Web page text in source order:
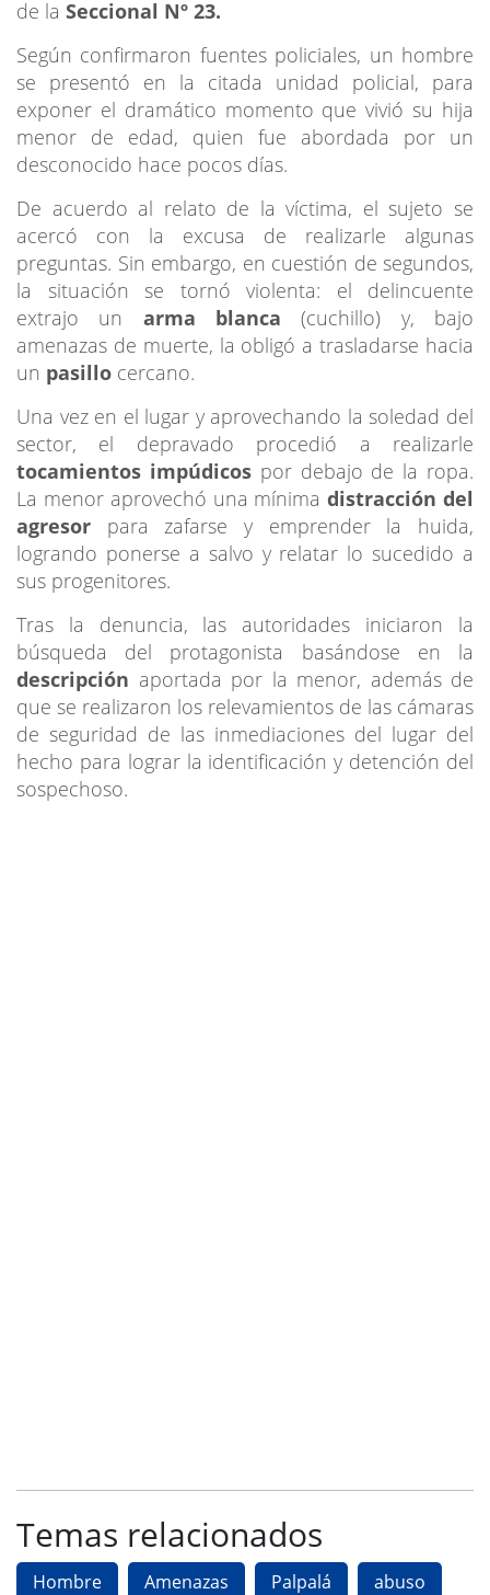
de la Seccional Nº 23.
Según confirmaron fuentes policiales, un hombre
se presentó en la citada unidad policial, para
exponer el dramático momento que vivió su hija
menor de edad, quien fue abordada por un
desconocido hace pocos días.
De acuerdo al relato de la víctima, el sujeto se
acercó con la excusa de realizarle algunas
preguntas. Sin embargo, en cuestión de segundos,
la situación se tornó violenta: el delincuente
extrajo un arma blanca (cuchillo) y, bajo
amenazas de muerte, la obligó a trasladarse hacia
un pasillo cercano.
Una vez en el lugar y aprovechando la soledad del
sector, el depravado procedió a realizarle
tocamientos impúdicospor debajo de la ropa.
La menor aprovechó una mínimadistracción del
agresor para zafarse y emprender la huida,
logrando ponerse a salvo y relatar lo sucedido a
sus progenitores.
Tras la denuncia, las autoridades iniciaron la
búsqueda del protagonista basándose en la
descripción aportada por la menor, además de
que se realizaron los relevamientos de las cámaras
de seguridad de las inmediaciones del lugar del
hecho para lograr la identificación y detención del
sospechoso.
Temas relacionados
Hombre Amenazas Palpalá abuso